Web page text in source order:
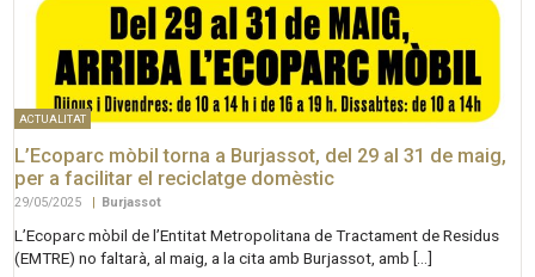
ACTUALITAT
L’Ecoparc mòbil torna a Burjassot, del 29 al 31 de maig,
per a facilitar el reciclatge domèstic
29/05/2025 Burjassot
L’Ecoparc mòbil de l’Entitat Metropolitana de Tractament de Residus
(EMTRE) no faltarà, al maig, a la cita amb Burjassot, amb […]